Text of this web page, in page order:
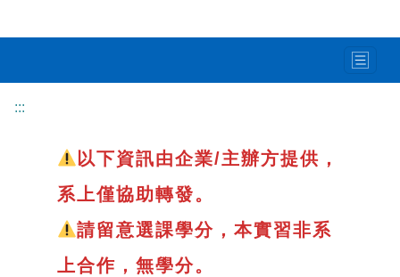
:::
以下資訊由企業/主辦方提供，
系上僅協助轉發。
請留意選課學分，本實習非系
上合作，無學分。